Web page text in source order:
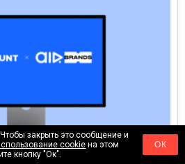
закрыть это сообщение и
cookie на этом
кнопку "Ок".
ОК